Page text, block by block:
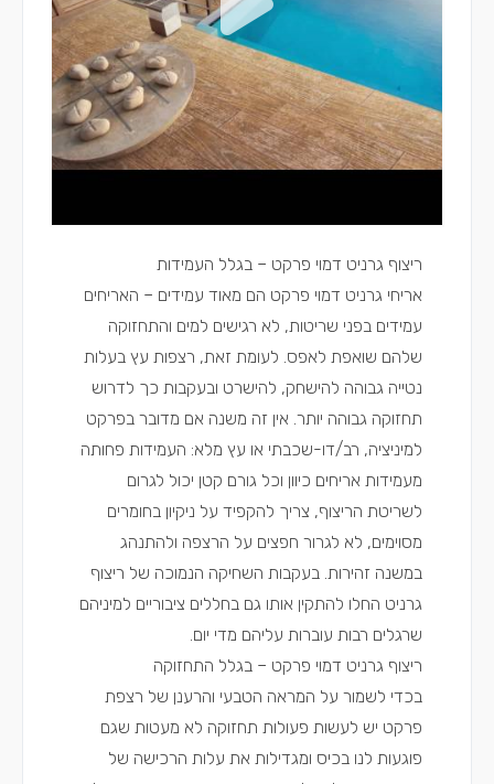
ריצוף גרניט דמוי פרקט – בגלל העמידות
אריחי גרניט דמוי פרקט הם מאוד עמידים – האריחים
עמידים בפני שריטות, לא רגישים למים והתחזוקה
שלהם שואפת לאפס. לעומת זאת, רצפות עץ בעלות
נטייה גבוהה להישחק, להישרט ובעקבות כך לדרוש
תחזוקה גבוהה יותר. אין זה משנה אם מדובר בפרקט
למיניציה, רב/דו-שכבתי או עץ מלא: העמידות פחותה
מעמידות אריחים כיוון וכל גורם קטן יכול לגרום
לשריטת הריצוף, צריך להקפיד על ניקיון בחומרים
מסוימים, לא לגרור חפצים על הרצפה ולהתנהג
במשנה זהירות. בעקבות השחיקה הנמוכה של ריצוף
גרניט החלו להתקין אותו גם בחללים ציבוריים למיניהם
שרגלים רבות עוברות עליהם מדי יום.
ריצוף גרניט דמוי פרקט – בגלל התחזוקה
בכדי לשמור על המראה הטבעי והרענן של רצפת
פרקט יש לעשות פעולות תחזוקה לא מעטות שגם
פוגעות לנו בכיס ומגדילות את עלות הרכישה של